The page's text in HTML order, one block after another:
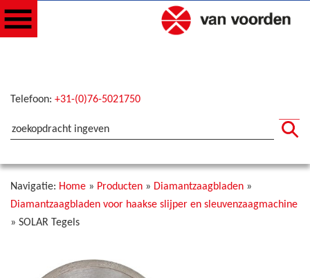
Telefoon: +31-(0)76-5021750
Navigatie: Home » Producten » Diamantzaagbladen »
Diamantzaagbladen voor haakse slijper en sleuvenzaagmachine
» SOLAR Tegels